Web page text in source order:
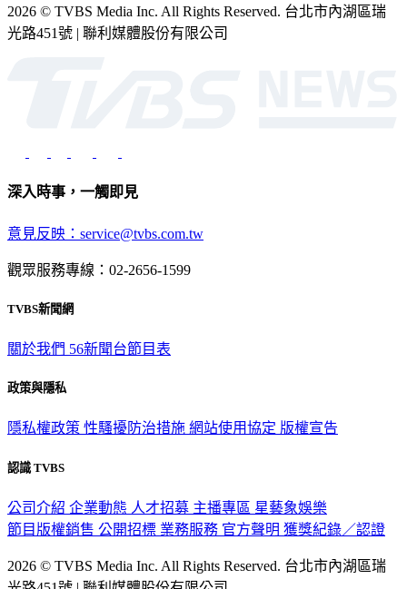
2026 © TVBS Media Inc. All Rights Reserved. 台北市內湖區瑞
光路451號 | 聯利媒體股份有限公司
深入時事，一觸即見
意見反映：service@tvbs.com.tw
觀眾服務專線：02-2656-1599
TVBS新聞網
關於我們 56新聞台節目表
政策與隱私
隱私權政策 性騷擾防治措施 網站使用協定 版權宣告
認識 TVBS
公司介紹 企業動態 人才招募 主播專區 星藝象娛樂
節目版權銷售 公開招標 業務服務 官方聲明 獲獎紀錄／認證
2026 © TVBS Media Inc. All Rights Reserved. 台北市內湖區瑞